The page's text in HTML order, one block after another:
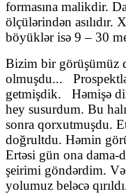
formasına malikdir.
ölçülərindən asılıdır.
böyüklər isə 9 – 30
Bizim bir görüşümüz
olmuşdu...
getmişdik.
Həmişə
hey susurdum. Bu
sonra qorxutmuşdu.
doğrultdu. Həmin
Ertəsi gün ona dama-
şeirimi göndərdim.
yolumuz beləcə